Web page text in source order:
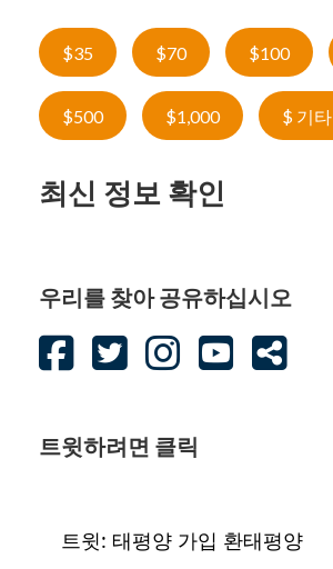
$35 $70 $100
$500 $1,000 $ 기타
최신 정보 확인
우리를 찾아 공유하십시오
트윗하려면 클릭
트윗: 태평양 가입 환태평양